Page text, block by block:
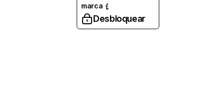
marca
Desbloquear